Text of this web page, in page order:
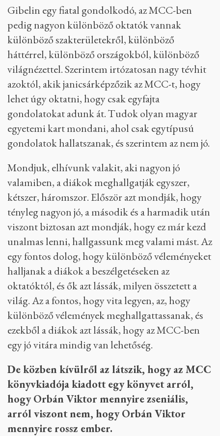
Gibelin egy fiatal gondolkodó, az MCC-ben
pedig nagyon különböző oktatók vannak
különböző szakterületekről, különböző
háttérrel, különböző országokból, különböző
világnézettel. Szerintem irtózatosan nagy tévhit
azoktól, akik janicsárképzőzik az MCC-t, hogy
lehet úgy oktatni, hogy csak egyfajta
gondolatokat adunk át. Tudok olyan magyar
egyetemi kart mondani, ahol csak egytípusú
gondolatok hallatszanak, és szerintem az nem jó.
Mondjuk, elhívunk valakit, aki nagyon jó
valamiben, a diákok meghallgatják egyszer,
kétszer, háromszor. Először azt mondják, hogy
tényleg nagyon jó, a második és a harmadik után
viszont biztosan azt mondják, hogy ez már kezd
unalmas lenni, hallgassunk meg valami mást. Az
egy fontos dolog, hogy különböző véleményeket
halljanak a diákok a beszélgetéseken az
oktatóktól, és ők azt lássák, milyen összetett a
világ. Az a fontos, hogy vita legyen, az, hogy
különböző vélemények meghallgattassanak, és
ezekből a diákok azt lássák, hogy az MCC-ben
egy jó vitára mindig van lehetőség.
De közben kívülről az látszik, hogy az MCC
könyvkiadója kiadott egy könyvet arról,
hogy Orbán Viktor mennyire zseniális,
arról viszont nem, hogy Orbán Viktor
mennyire rossz ember.